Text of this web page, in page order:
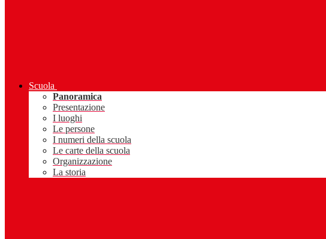
Scuola
Panoramica
Presentazione
I luoghi
Le persone
I numeri della scuola
Le carte della scuola
Organizzazione
La storia